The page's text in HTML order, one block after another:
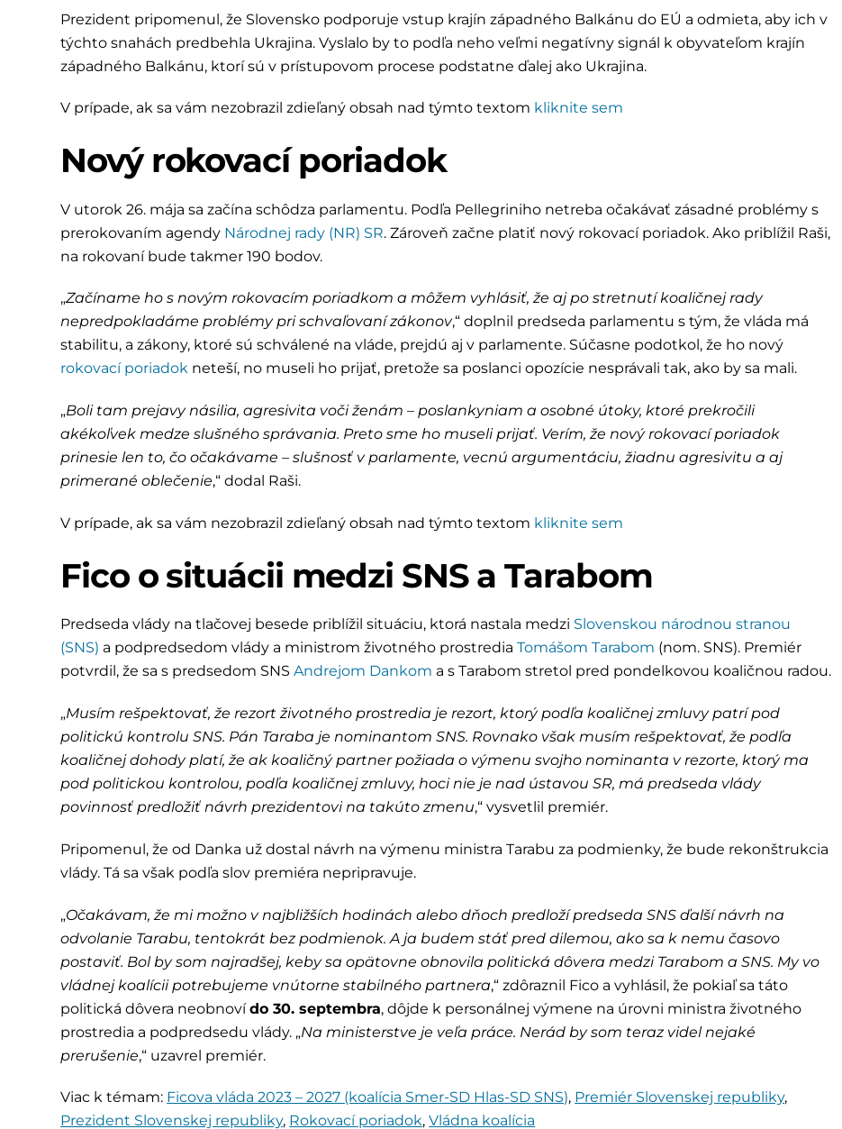
Prezident pripomenul, že Slovensko podporuje vstup krajín západného Balkánu do EÚ a odmieta, aby ich v
týchto snahách predbehla Ukrajina. Vyslalo by to podľa neho veľmi negatívny signál k obyvateľom krajín
západného Balkánu, ktorí sú v prístupovom procese podstatne ďalej ako Ukrajina.
V prípade, ak sa vám nezobrazil zdieľaný obsah nad týmto textom kliknite sem
Nový rokovací poriadok
V utorok 26. mája sa začína schôdza parlamentu. Podľa Pellegriniho netreba očakávať zásadné problémy s
prerokovaním agendy Národnej rady (NR) SR. Zároveň začne platiť nový rokovací poriadok. Ako priblížil Raši,
na rokovaní bude takmer 190 bodov.
„Začíname ho s novým rokovacím poriadkom a môžem vyhlásiť, že aj po stretnutí koaličnej rady
nepredpokladáme problémy pri schvaľovaní zákonov,“ doplnil predseda parlamentu s tým, že vláda má
stabilitu, a zákony, ktoré sú schválené na vláde, prejdú aj v parlamente. Súčasne podotkol, že ho nový
rokovací poriadok neteší, no museli ho prijať, pretože sa poslanci opozície nesprávali tak, ako by sa mali.
„Boli tam prejavy násilia, agresivita voči ženám – poslankyniam a osobné útoky, ktoré prekročili
akékoľvek medze slušného správania. Preto sme ho museli prijať. Verím, že nový rokovací poriadok
prinesie len to, čo očakávame – slušnosť v parlamente, vecnú argumentáciu, žiadnu agresivitu a aj
primerané oblečenie,“ dodal Raši.
V prípade, ak sa vám nezobrazil zdieľaný obsah nad týmto textom kliknite sem
Fico o situácii medzi SNS a Tarabom
Predseda vlády na tlačovej besede priblížil situáciu, ktorá nastala medzi Slovenskou národnou stranou
(SNS) a podpredsedom vlády a ministrom životného prostrediaTomášom Tarabom (nom. SNS). Premiér
potvrdil, že sa s predsedom SNSAndrejom Dankom a s Tarabom stretol pred pondelkovou koaličnou radou.
„Musím rešpektovať, že rezort životného prostredia je rezort, ktorý podľa koaličnej zmluvy patrí pod
politickú kontrolu SNS. Pán Taraba je nominantom SNS. Rovnako však musím rešpektovať, že podľa
koaličnej dohody platí, že ak koaličný partner požiada o výmenu svojho nominanta v rezorte, ktorý ma
pod politickou kontrolou, podľa koaličnej zmluvy, hoci nie je nad ústavou SR, má predseda vlády
povinnosť predložiť návrh prezidentovi na takúto zmenu,“ vysvetlil premiér.
Pripomenul, že od Danka už dostal návrh na výmenu ministra Tarabu za podmienky, že bude rekonštrukcia
vlády. Tá sa však podľa slov premiéra nepripravuje.
„Očakávam, že mi možno v najbližších hodinách alebo dňoch predloží predseda SNS ďalší návrh na
odvolanie Tarabu, tentokrát bez podmienok. A ja budem stáť pred dilemou, ako sa k nemu časovo
postaviť. Bol by som najradšej, keby sa opätovne obnovila politická dôvera medzi Tarabom a SNS. My vo
vládnej koalícii potrebujeme vnútorne stabilného partnera,“ zdôraznil Fico a vyhlásil, že pokiaľ sa táto
politická dôvera neobnovído 30. septembra, dôjde k personálnej výmene na úrovni ministra životného
prostredia a podpredsedu vlády. „Na ministerstve je veľa práce. Nerád by som teraz videl nejaké
prerušenie,“ uzavrel premiér.
Viac k témam: Ficova vláda 2023 – 2027 (koalícia Smer-SD Hlas-SD SNS), Premiér Slovenskej republiky,
Prezident Slovenskej republiky, Rokovací poriadok,Vládna koalícia